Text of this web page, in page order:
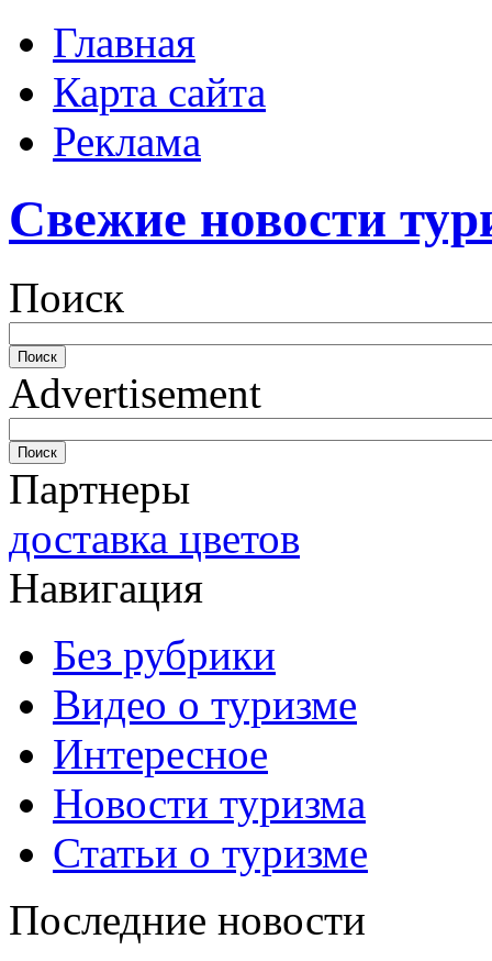
Главная
Карта сайта
Реклама
Свежие новости
Поиск
Advertisement
Партнеры
доставка цветов
Навигация
Без рубрики
Видео о туризме
Интересное
Новости туризма
Статьи о туризме
Последние новости